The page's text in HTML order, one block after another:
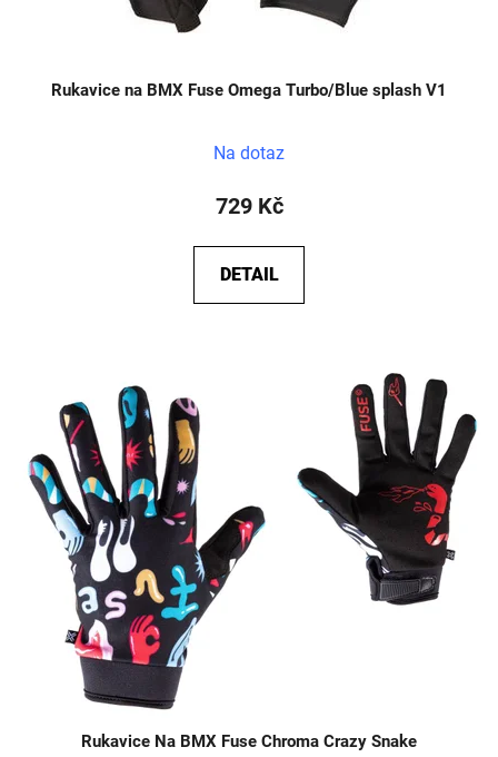
Rukavice na BMX Fuse Omega Turbo/Blue splash V1
Na dotaz
729 Kč
DETAIL
Rukavice Na BMX Fuse Chroma Crazy Snake